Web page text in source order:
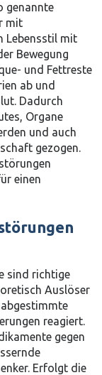
genannte
mit
Lebensstil mit
Bewegung
und Fettreste
ab und
Dadurch
Organe
und auch
gezogen.
einen
sind richtige
Auslöser
reagiert.
gegen
Erfolgt die